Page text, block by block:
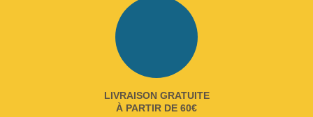
LIVRAISON GRATUITE
À PARTIR DE 60€